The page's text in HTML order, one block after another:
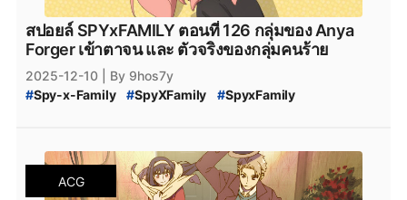
สปอยล์ SPYxFAMILY ตอนที่ 126 กลุ่มของ Anya
Forger เข้าตาจน และ ตัวจริงของกลุ่มคนร้าย
2025-12-10
| By 9hos7y
#Spy-x-Family #SpyXFamily #SpyxFamily
สปาย_x_แฟมิลี่_126 #SPY_x_Family_อ่านที่ไหน
#SPY_x_FAMILY_Manga
SPY_x_FAMILY_มังงะ #SPY_x_FAMILY_MANGA_Plus
ACG